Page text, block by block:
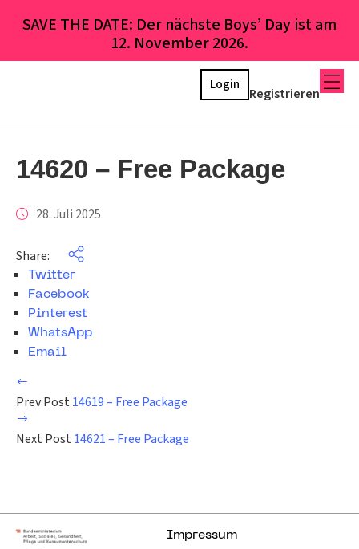
SAVE THE DATE: Der nächste Boys’ Day ist am
12. November 2026.
Registrieren
Login
14620 – Free Package
28. Juli 2025
Share:
Twitter
Facebook
Pinterest
WhatsApp
Email
Prev Post 14619 – Free Package
Next Post 14621 – Free Package
Impressum